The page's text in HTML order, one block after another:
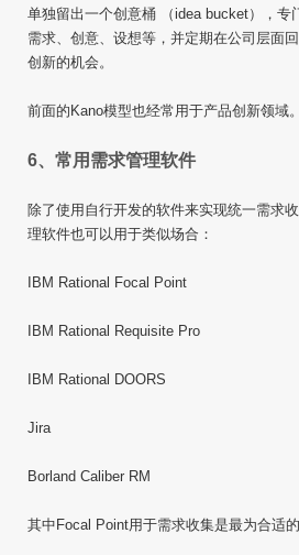
单独留出一个创意桶 （idea bucket），专
需求、创意、设想等，并定期在公司层面
创新的机会。
前面的Kano模型也经常用于产品创新领域。
6、常用需求管理软件
除了使用自行开发的软件来实现统一需求
理软件也可以用于类似场合：
IBM Rational Focal Point
IBM Rational Requisite Pro
IBM Rational DOORS
Jira
Borland Caliber RM
其中Focal Point用于需求收集是最为合适的